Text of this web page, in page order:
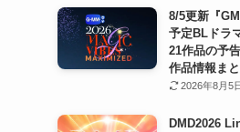
8/5更新『
予定BLドラ
21作品の予
作品情報ま
2026年8月5
DMD2026